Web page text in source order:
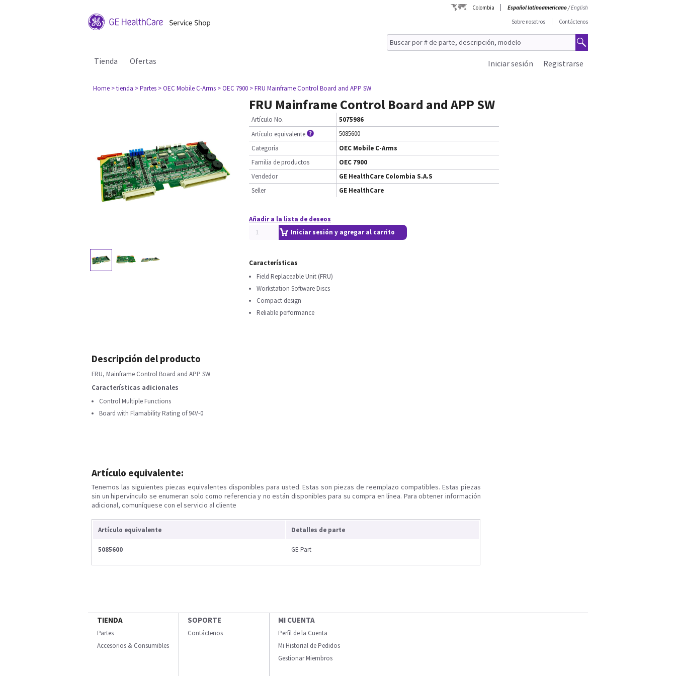
Colombia Español latinoamericano/English
Sobre nosotros
Contáctenos
Tienda Ofertas Registrarse
Iniciar sesión
Home > tienda > Partes > OEC Mobile C-Arms > OEC 7900 > FRU Mainframe Control Board and APP SW
FRU Mainframe Control Board and APP SW
Artículo No.
5075986
Artículo equivalente
5085600
Categoría
OEC Mobile C-Arms
Familia de productos
OEC 7900
Vendedor
GE HealthCare Colombia S.A.S
Seller
GE HealthCare
Añadir a la lista de deseos
Iniciar sesión y agregar al carrito
Características
Field Replaceable Unit (FRU)
Workstation Software Discs
Compact design
Reliable performance
Descripción del producto
FRU, Mainframe Control Board and APP SW
Características adicionales
Control Multiple Functions
Board with Flamability Rating of 94V-0
Artículo equivalente:
Tenemos las siguientes piezas equivalentes disponibles para usted. Estas son piezas de reemplazo compatibles. Estas piezas
sin un hipervínculo se enumeran solo como referencia y no están disponibles para su compra en línea. Para obtener información
adicional, comuníquese con el servicio al cliente
Artículo equivalente Detalles de parte
5085600 GE Part
TIENDA
Partes
Accesorios & Consumibles
SOPORTE
Contáctenos
MI CUENTA
Perfil de la Cuenta
Mi Historial de Pedidos
Gestionar Miembros